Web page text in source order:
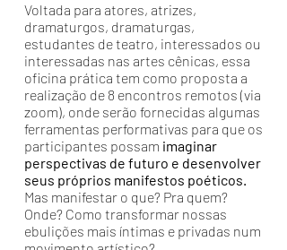
Voltada para atores, atrizes,
dramaturgos, dramaturgas,
estudantes de teatro, interessados ou
interessadas nas artes cênicas, essa
oficina prática tem como proposta a
realização de 8 encontros remotos (via
zoom), onde serão fornecidas algumas
ferramentas performativas para que os
participantes possam imaginar
perspectivas de futuro e desenvolver
seus próprios manifestos poéticos.
Mas manifestar o que? Pra quem?
Onde? Como transformar nossas
ebulições mais íntimas e privadas num